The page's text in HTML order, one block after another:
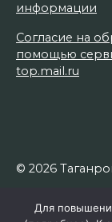
информации
Согласие на
помощью
top.mail.ru
© 2026
Для